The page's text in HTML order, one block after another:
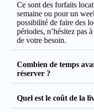
Ce sont des forfaits
semaine ou pour un
possibilité de faire des
périodes, n’hésitez pas
de votre besoin.
Combien de temps
réserver ?
Quel est le coût de la